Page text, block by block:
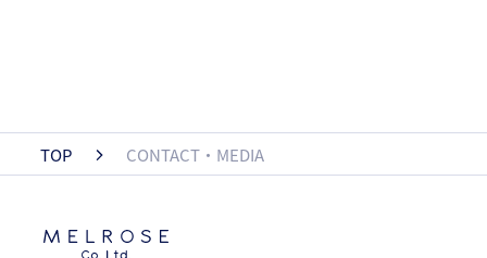
TOP CONTACT・MEDIA